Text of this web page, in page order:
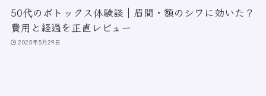
50代のボトックス体験談｜眉間・額のシワに効いた？
費用と経過を正直レビュー
2025年5月29日